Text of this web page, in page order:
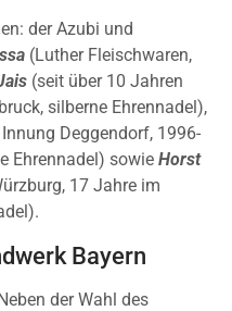
der Azubi und
(Luther Fleischwaren,
(seit über 10 Jahren
silberne Ehrennadel),
Innung Deggendorf, 1996-
Ehrennadel) sowie Horst
17 Jahre im
Bayern
der Wahl des